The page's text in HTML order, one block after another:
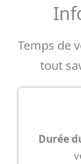
Temps de
tout
Durée